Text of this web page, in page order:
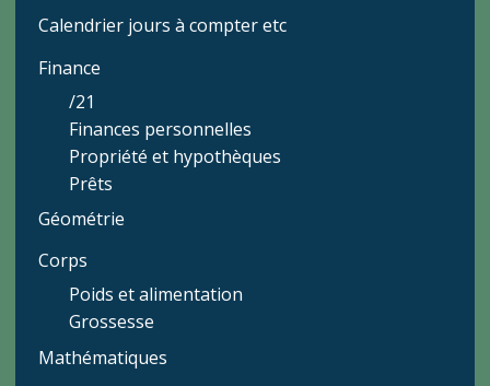
Calendrier jours à compter etc
Finance
/21
Finances personnelles
Propriété et hypothèques
Prêts
Géométrie
Corps
Poids et alimentation
Grossesse
Mathématiques